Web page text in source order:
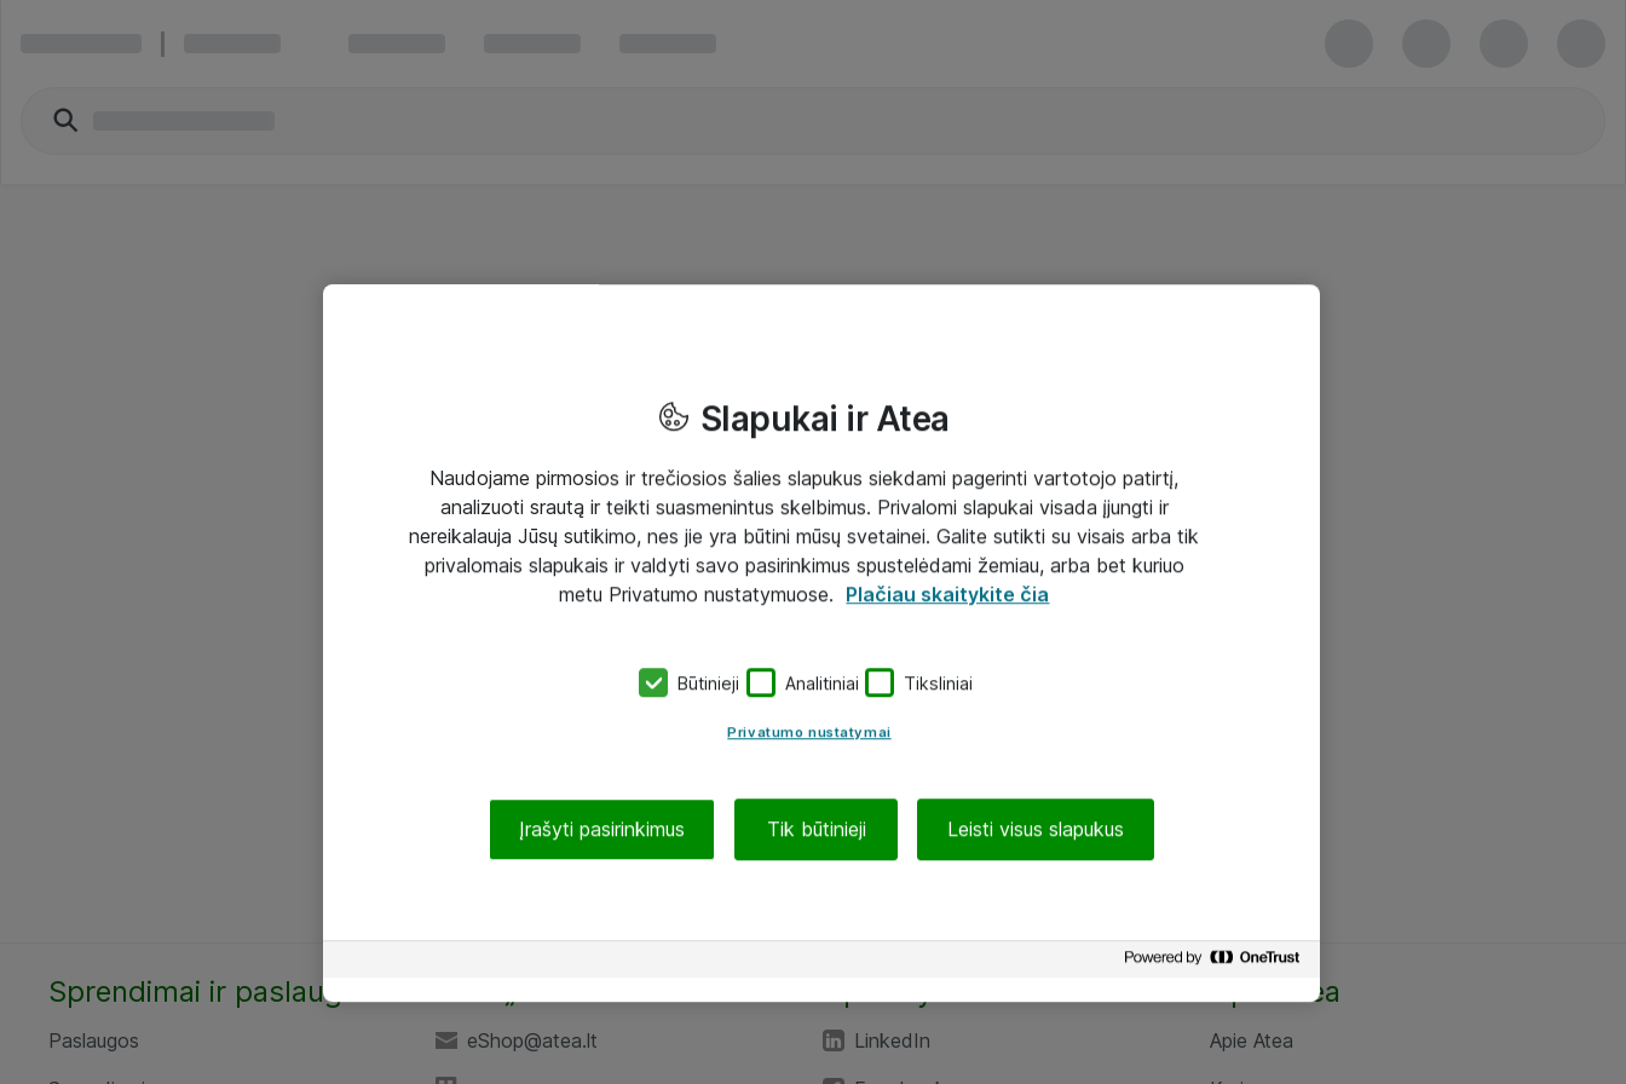
Sprendimai ir paslaugos
Paslaugos
eShop@atea.lt
LinkedIn
Apie Atea
Apie Atea
Slapukai ir Atea
Naudojame pirmosios ir trečiosios šalies slapukus siekdami pagerinti vartotojo patirtį,
analizuoti srautą ir teikti suasmenintus skelbimus. Privalomi slapukai visada įjungti ir
nereikalauja Jūsų sutikimo, nes jie yra būtini mūsų svetainei. Galite sutikti su visais arba tik
privalomais slapukais ir valdyti savo pasirinkimus spustelėdami žemiau, arba bet kuriuo
metu Privatumo nustatymuose. Plačiau skaitykite čia
Būtinieji Analitiniai Tiksliniai
Privatumo nustatymai
Įrašyti pasirinkimus Tik būtinieji Leisti visus slapukus